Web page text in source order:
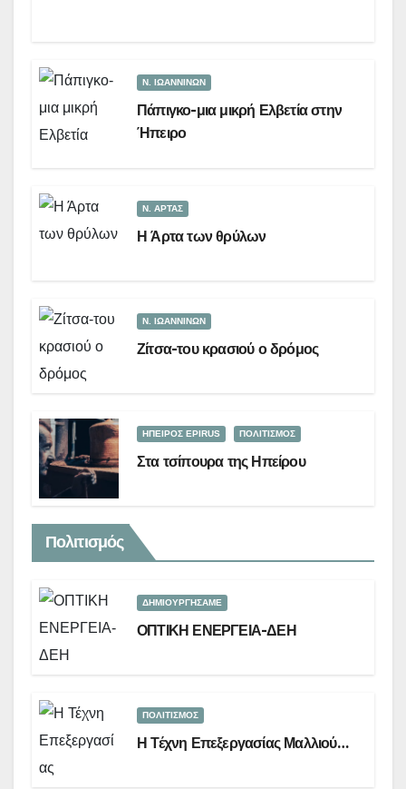
Ν. ΙΩΑΝΝΙΝΩΝ
Πάπιγκο-μια μικρή Ελβετία στην
Ήπειρο
Ν. ΑΡΤΑΣ
Η Άρτα των θρύλων
Ν. ΙΩΑΝΝΙΝΩΝ
Ζίτσα-του κρασιού ο δρόμος
ΗΠΕΙΡΟΣ EPIRUS ΠΟΛΙΤΙΣΜΟΣ
Στα τσίπουρα της Ηπείρου
Πολιτισμός
ΔΗΜΙΟΥΡΓΉΣΑΜΕ
ΟΠΤΙΚΗ ΕΝΕΡΓΕΙΑ-ΔΕΗ
ΠΟΛΙΤΙΣΜΟΣ
Η Τέχνη Επεξεργασίας Μαλλιού…